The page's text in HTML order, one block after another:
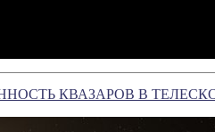
КВАЗАРОВ В